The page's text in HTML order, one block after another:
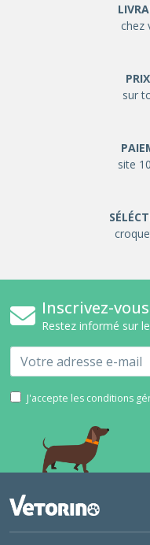
chez
sur
site
Inscrivez-
Restez informé sur
Email
J'accepte les conditions